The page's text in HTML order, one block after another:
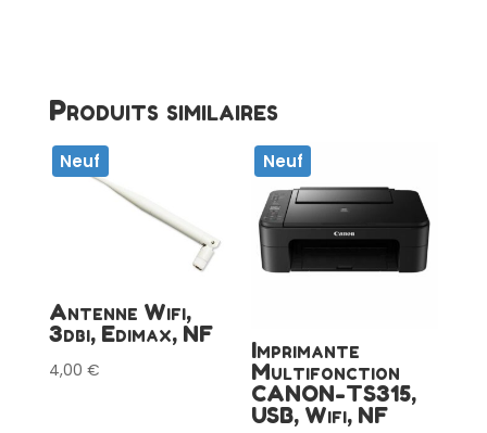
Produits similaires
Neuf
Antenne Wifi,
3dbi, Edimax, NF
4,00 €
Neuf
Imprimante
Multifonction
CANON-TS315,
USB, Wifi, NF